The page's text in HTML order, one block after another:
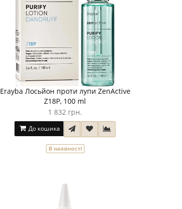
Erayba Лосьйон проти лупи ZenActive
Z18P, 100 ml
1 832 грн.
До кошика
В наявності